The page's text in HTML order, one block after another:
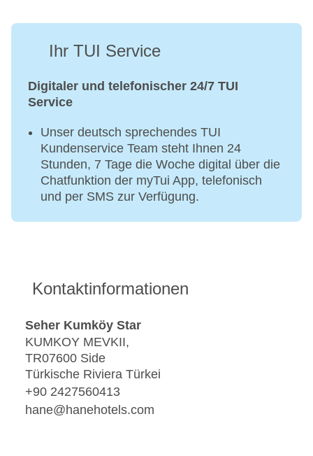
Ihr TUI Service
Digitaler und telefonischer 24/7 TUI
Service
Unser deutsch sprechendes TUI
Kundenservice Team steht Ihnen 24
Stunden, 7 Tage die Woche digital über die
Chatfunktion der myTui App, telefonisch
und per SMS zur Verfügung.
Kontaktinformationen
Seher Kumköy Star
KUMKOY MEVKII,
TR07600 Side
Türkische Riviera Türkei
+90 2427560413
hane@hanehotels.com